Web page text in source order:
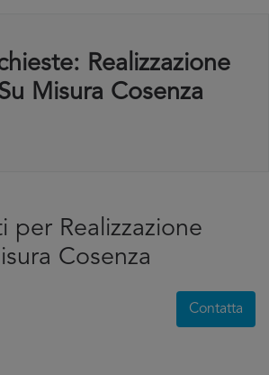
Realizzazione
Misura Cosenza
per Realizzazione
Cosenza
Contatta